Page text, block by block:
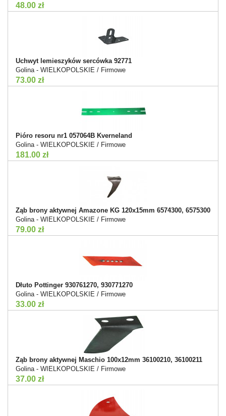
48.00 zł
Uchwyt lemieszyków sercówka 92771
Golina - WIELKOPOLSKIE / Firmowe
73.00 zł
Pióro resoru nr1 057064B Kverneland
Golina - WIELKOPOLSKIE / Firmowe
181.00 zł
Ząb brony aktywnej Amazone KG 120x15mm 6574300, 6575300
Golina - WIELKOPOLSKIE / Firmowe
79.00 zł
Dłuto Pottinger 930761270, 930771270
Golina - WIELKOPOLSKIE / Firmowe
33.00 zł
Ząb brony aktywnej Maschio 100x12mm 36100210, 36100211
Golina - WIELKOPOLSKIE / Firmowe
37.00 zł